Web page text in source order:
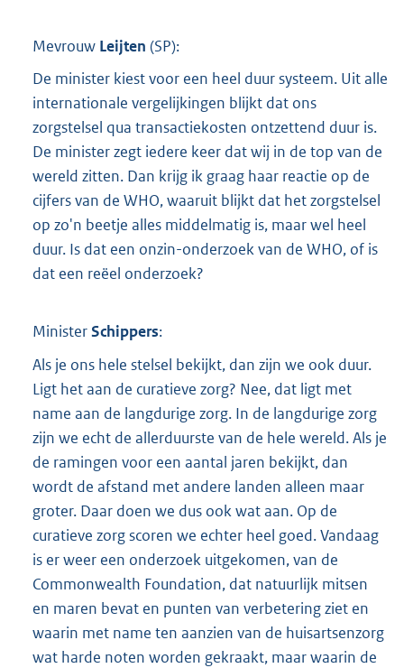
Mevrouw Leijten (SP):
De minister kiest voor een heel duur systeem. Uit alle
internationale vergelijkingen blijkt dat ons
zorgstelsel qua transactiekosten ontzettend duur is.
De minister zegt iedere keer dat wij in de top van de
wereld zitten. Dan krijg ik graag haar reactie op de
cijfers van de WHO, waaruit blijkt dat het zorgstelsel
op zo'n beetje alles middelmatig is, maar wel heel
duur. Is dat een onzin-onderzoek van de WHO, of is
dat een reëel onderzoek?
MinisterSchippers:
Als je ons hele stelsel bekijkt, dan zijn we ook duur.
Ligt het aan de curatieve zorg? Nee, dat ligt met
name aan de langdurige zorg. In de langdurige zorg
zijn we echt de allerduurste van de hele wereld. Als je
de ramingen voor een aantal jaren bekijkt, dan
wordt de afstand met andere landen alleen maar
groter. Daar doen we dus ook wat aan. Op de
curatieve zorg scoren we echter heel goed. Vandaag
is er weer een onderzoek uitgekomen, van de
Commonwealth Foundation, dat natuurlijk mitsen
en maren bevat en punten van verbetering ziet en
waarin met name ten aanzien van de huisartsenzorg
wat harde noten worden gekraakt, maar waarin de